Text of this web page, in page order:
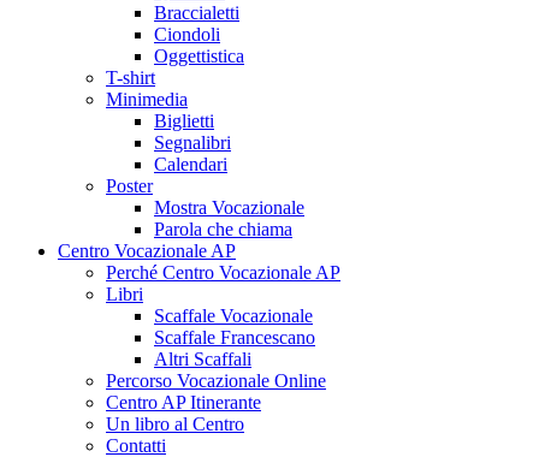
Braccialetti
Ciondoli
Oggettistica
T-shirt
Minimedia
Biglietti
Segnalibri
Calendari
Poster
Mostra Vocazionale
Parola che chiama
Centro Vocazionale AP
Perché Centro Vocazionale AP
Libri
Scaffale Vocazionale
Scaffale Francescano
Altri Scaffali
Percorso Vocazionale Online
Centro AP Itinerante
Un libro al Centro
Contatti